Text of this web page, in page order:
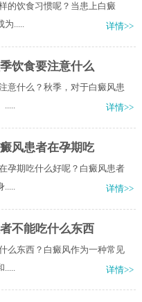
的饮食习惯呢？当患上白癜
为.....
详情>>
饮食要注意什么
意什么？秋季，对于白癜风患
.....
详情>>
风患者在孕期吃
孕期吃什么好呢？白癜风患者
.....
详情>>
不能吃什么东西
么东西？白癜风作为一种常见
详情>>